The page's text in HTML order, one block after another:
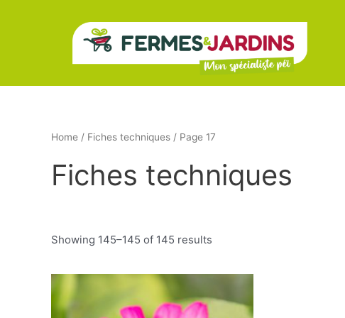
Home / Fiches techniques / Page 17
Fiches techniques
Showing 145–145 of 145 results